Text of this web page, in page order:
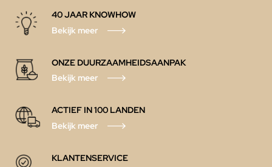
40 JAAR KNOWHOW
Bekijk meer
ONZE DUURZAAMHEIDSAANPAK
Bekijk meer
ACTIEF IN 100 LANDEN
Bekijk meer
KLANTENSERVICE